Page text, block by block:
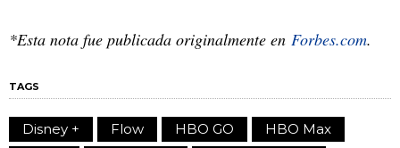
*Esta nota fue publicada originalmente en Forbes.com.
TAGS
Disney + Flow HBO GO
HBO Max